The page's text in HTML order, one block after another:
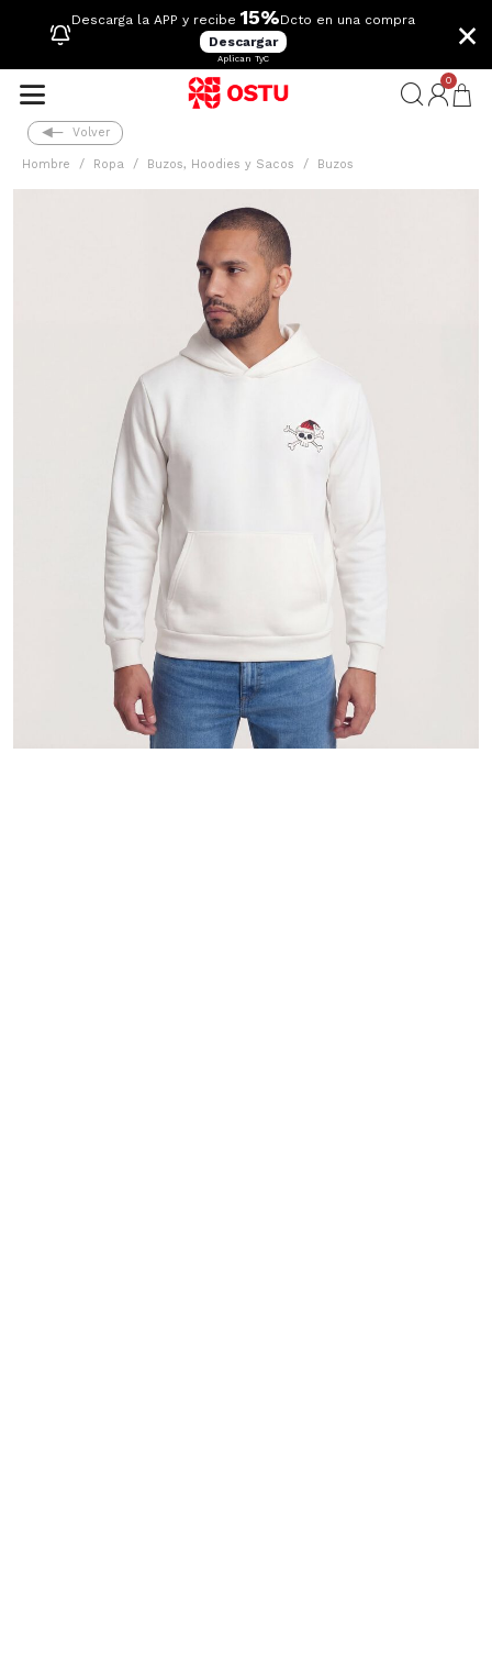
Descarga la APP y recibe 15%Dcto en una compra
Descargar
Aplican TyC
×
0
Volver
Hombre Ropa Buzos, Hoodies y Sacos Buzos